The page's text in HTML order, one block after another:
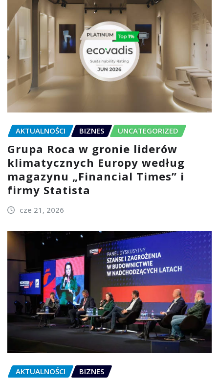
AKTUALNOŚCI BIZNES UNCATEGORIZED
Grupa Roca w gronie liderów
klimatycznych Europy według
magazynu „Financial Times” i
firmy Statista
cze 21, 2026
AKTUALNOŚCI BIZNES